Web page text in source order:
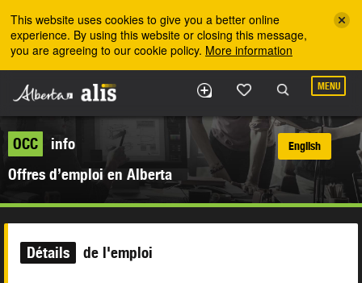
This website uses cookies to give you a better online
experience. By using this website or closing this message,
you are agreeing to our cookie policy. More information
MENU
OCC
info
Offres d’emploi en Alberta
English
Détails de l'emploi